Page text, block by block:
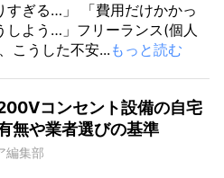
すぎる…」 「費用だけかかっ
しよう…」フリーランス(個人
こうした不安... もっと読む
コンセント設備の自宅
無や業者選びの基準
編集部